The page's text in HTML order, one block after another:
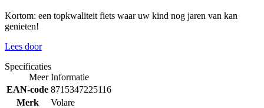
Kortom: een topkwaliteit fiets waar uw kind nog jaren van kan
genieten!
Lees door
Specificaties
Meer Informatie
EAN-code 8715347225116
Merk
Volare